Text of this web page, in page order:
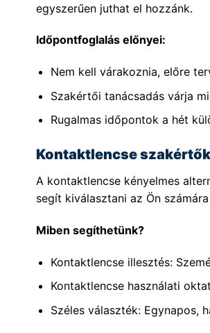
egyszerűen juthat el hozzánk.
Időpontfoglalás előnyei:
Nem kell várakoznia, előre
Szakértői tanácsadás várja
Rugalmas időpontok a hét
Kontaktlencse
A kontaktlencse kényelmes
segít kiválasztani az Ön
Miben segíthetünk?
Kontaktlencse illesztés:
Kontaktlencse használati
Széles választék: Egynapos,